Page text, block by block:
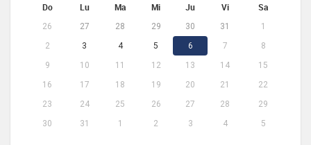
Do Lu Ma Mi Ju Vi Sa
26 27 28 29 30 31
1
2
3 4 5 6 7
8
9
10 11 12 13 14
15
16
17 18 19 20 21
22
23
24 25 26 27 28
29
30
31 1 2 3 4 5